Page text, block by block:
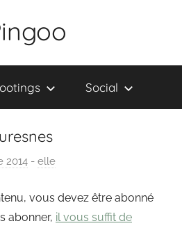
Social
2014 b
P
a
- elle
vous devez être abonné
abonner, il vous suffit de